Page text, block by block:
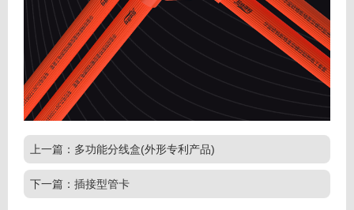
上一篇：多功能分线盒(外形专利产品)
下一篇：插接型管卡